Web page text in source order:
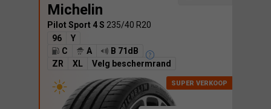
Michelin
Pilot Sport 4 S 235/40 R20
96
Y
C
A
B 71dB
ZR
XL Velg beschermrand